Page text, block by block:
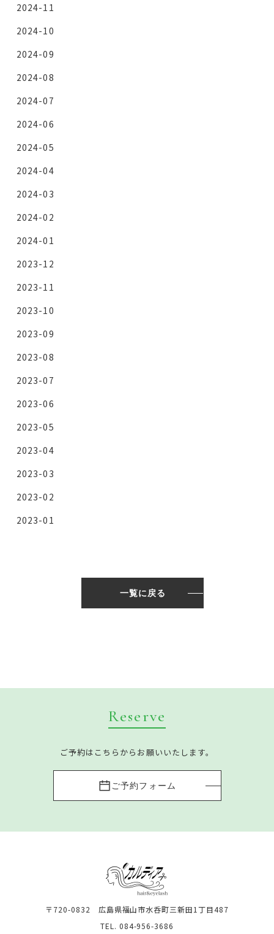
2024-11
2024-10
2024-09
2024-08
2024-07
2024-06
2024-05
2024-04
2024-03
2024-02
2024-01
2023-12
2023-11
2023-10
2023-09
2023-08
2023-07
2023-06
2023-05
2023-04
2023-03
2023-02
2023-01
一覧に戻る
Reserve
ご予約はこちらからお願いいたします。
ご予約フォーム
〒720-0832 広島県福山市水呑町三新田1丁目487
TEL. 084-956-3686